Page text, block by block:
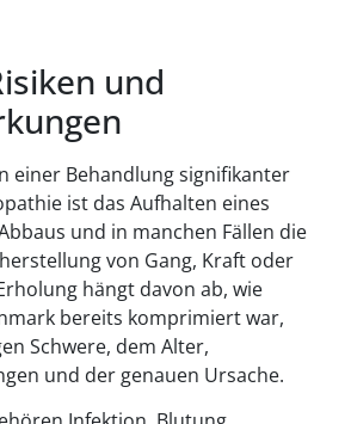
und
einer Behandlung signifikanter
ist das Aufhalten eines
und in manchen Fällen die
von Gang, Kraft oder
hängt davon ab, wie
bereits komprimiert war,
Schwere, dem Alter,
und der genauen Ursache.